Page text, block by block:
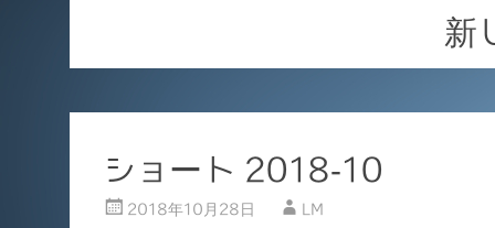
新
ショート 2018-10
2018年10月28日 LM